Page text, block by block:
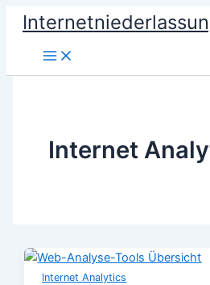
Zum
Inhalt
springen
Internet
Internet Analytics